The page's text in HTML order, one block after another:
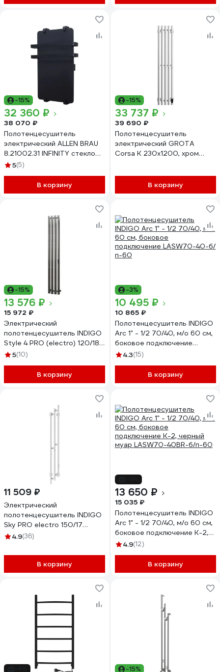
-15%
32 360 ₽
38 070 ₽
Полотенцесушитель
электрический ALLEN BRAU
8.21002.31 INFINITY стекло
1000x440 мм, черный
5(5)
В корзину
-15%
33 737 ₽
39 690 ₽
Полотенцесушитель
электрический GROTA
Corsa K 230x1200, хром
В корзину
-15%
13 576 ₽
15 972 ₽
Электрический
полотенцесушитель INDIGO
Style 4 PRO (electro) 120/18
(таймер, скр.монтаж,
Metallic) LSPRE120-18GFMRt
5(10)
В корзину
-3%
10 495 ₽
10 865 ₽
Полотенцесушитель INDIGO
Arc 1" - 1/2 70/40, м/о 60 см,
боковое подключение
LASW70-40-б/п-60
4.3(15)
В корзину
11 509 ₽
Электрический
полотенцесушитель INDIGO
Sky PRO electro 150/17
таймер, скрытый провод
LSKPRE150-17WMRt
4.9(36)
В корзину
13 650 ₽
15 035 ₽
Полотенцесушитель INDIGO
Arc 1" - 1/2 70/40, м/о 60 см,
боковое подключение К-2,
черный муар LASW70-40BR-
4.9(12)
В корзину
-15%